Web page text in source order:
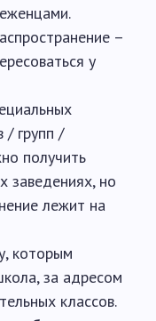
–
у
/ групп /
получить
заведениях, но
лежит на
которым
за адресом
классов.